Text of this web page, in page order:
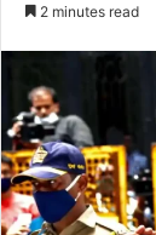
2 minutes read